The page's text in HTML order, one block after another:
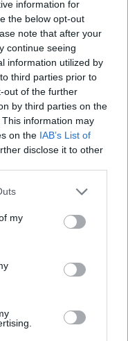
information for
the below opt-out
note that after your
continue seeing
information utilized by
third parties prior to
out of the further
by third parties on the
This information may
on the IAB’s List of
disclose it to other
one or more Google
You may click to
third-party tags to
in below Google
my
πέρασε στην
Καλλονής